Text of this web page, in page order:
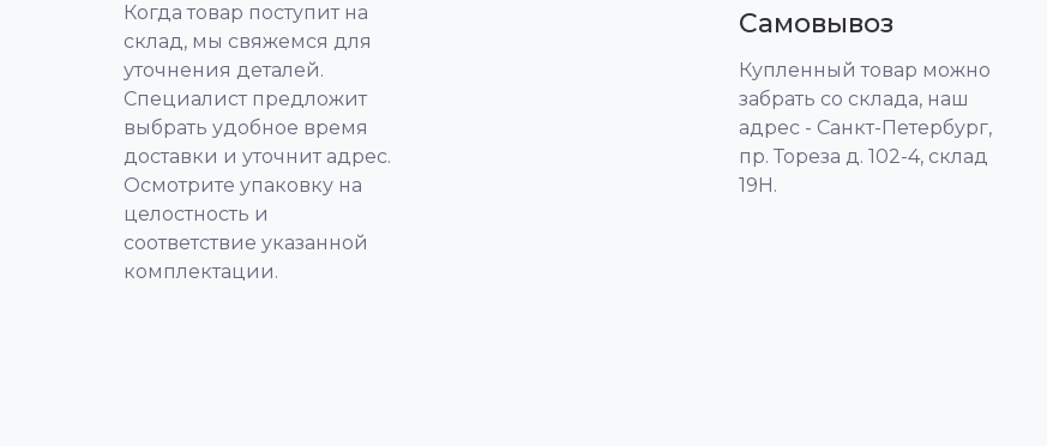
Когда товар поступит на
склад, мы свяжемся для
уточнения деталей.
Специалист предложит
выбрать удобное время
доставки и уточнит адрес.
Осмотрите упаковку на
целостность и
соответствие указанной
комплектации.
Самовывоз
Купленный товар можно
забрать со склада, наш
адрес - Санкт-Петербург,
пр. Тореза д. 102-4, склад
19Н.